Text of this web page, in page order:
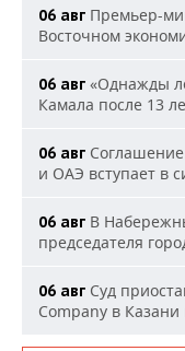
06 авг Премьер-
Восточном
06 авг «Однажды
Камала после 13
06 авг
и ОАЭ вступает в
06 авг В
председателя
06 авг Суд
Company в Казани